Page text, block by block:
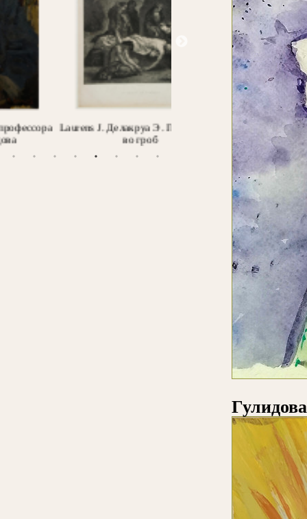
Laurens J. Делакруа Э. Положение
Шишкин И.И. Ель.